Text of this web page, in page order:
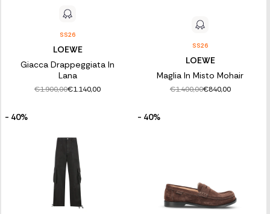
SS26
LOEWE
Giacca Drappeggiata In
Lana
€1.900,00€1.140,00
SS26
LOEWE
Maglia In Misto Mohair
€1.400,00€840,00
- 40% - 40%